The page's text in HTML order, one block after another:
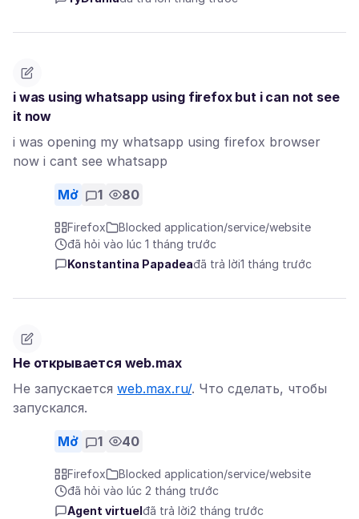
i was using whatsapp using firefox but i can not see
it now
i was opening my whatsapp using firefox browser
now i cant see whatsapp
Mở 1 80
Firefox
Blocked application/service/website
đã hỏi vào lúc 1 tháng trước
Konstantina Papadeađã trả lời1 tháng trước
Не открывается web.max
Не запускается web.max.ru/. Что сделать, чтобы
запускался.
Mở 1 40
Firefox
Blocked application/service/website
đã hỏi vào lúc 2 tháng trước
Agent virtuel đã trả lời2 tháng trước